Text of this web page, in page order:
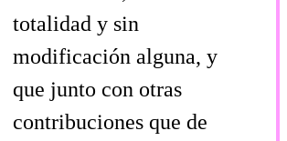
totalidad y sin
modificación alguna, y
que junto con otras
contribuciones que de